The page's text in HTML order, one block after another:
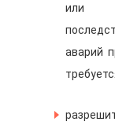
или
аварий